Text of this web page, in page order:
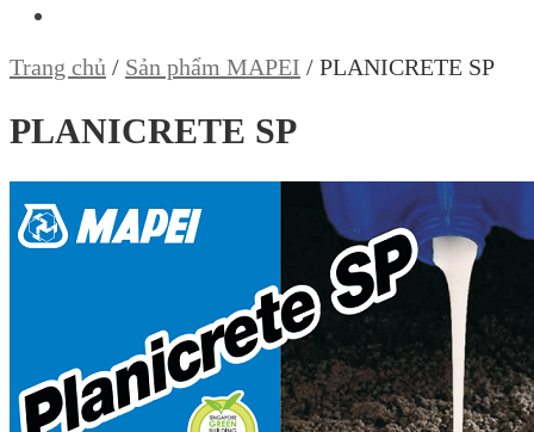
Trang chủ / Sản phẩm MAPEI / PLANICRETE SP
PLANICRETE SP